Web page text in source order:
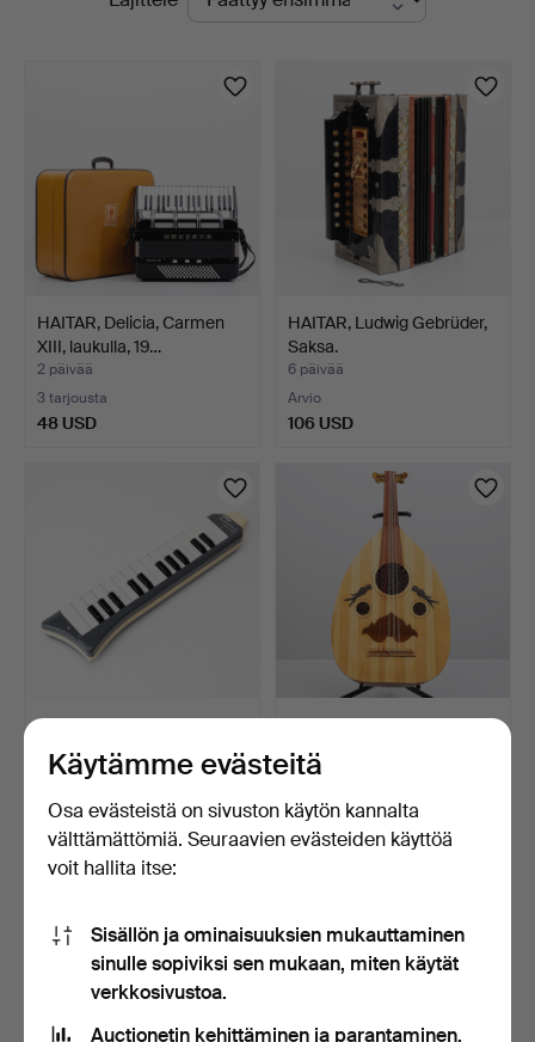
HAITAR, Delicia, Carmen
XIII, laukulla, 19…
2 päivää
3 tarjousta
48 USD
HAITAR, Ludwig Gebrüder,
Saksa.
6 päivää
Arvio
106 USD
PIANOHARMONIKKA,
Hohner melodica soprano,
7 päivää
Arvio
85 USD
OUD/LUUTTU, Ahmed Abd
EI Haliem, Egypti, 2…
8 päivää
Tarjous
37 USD
Käytämme evästeitä
Osa evästeistä on sivuston käytön kannalta
välttämättömiä. Seuraavien evästeiden käyttöä
voit hallita itse:
Sisällön ja ominaisuuksien mukauttaminen
sinulle sopiviksi sen mukaan, miten käytät
verkkosivustoa.
Auctionetin kehittäminen ja parantaminen.